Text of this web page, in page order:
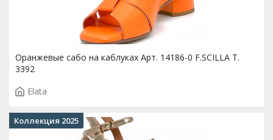
Оранжевые сабо на каблуках Арт. 14186-0 F.SCILLA T.
3392
Elata
Коллекция 2025